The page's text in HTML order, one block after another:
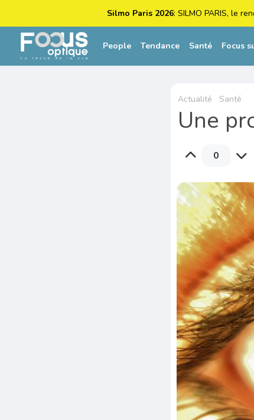
Silmo Paris 2026: SILMO PARIS, le
People Tendance Santé Focus
Actualité Santé
Une
0